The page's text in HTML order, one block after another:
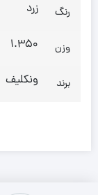
رنگ زرد
وزن 1.350
برند ونکلیف